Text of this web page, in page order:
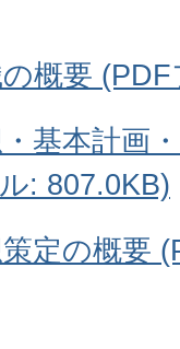
の概要
・基本計画
: 807.0KB)
策定の概要